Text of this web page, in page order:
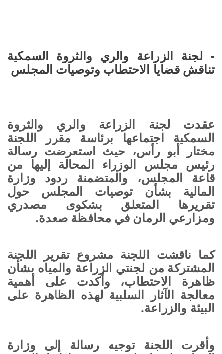
- لجنة الزراعة والري والثروة السمكية
تناقش قضايا الاحتطاب وتوصيات المجلس
عقدت لجنة الزراعة والري والثروة
السمكية اجتماعها برئاسة مقرر اللجنة
مختار أبو رأس، حيث استعرضت رسالة
رئيس مجلس الوزراء المحالة إليها من
قاعة المجلس، والمتضمنة ردود وزارة
المالية بشأن توصيات المجلس حول
تقريرها المتعلق بشكوى مصدري
ومزارعي الرمان في محافظة صعدة.
كما ناقشت اللجنة مشروع تقرير اللجنة
المشتركة من لجنتي الزراعة والمياه بشأن
ظاهرة الاحتطاب، وأكدت على أهمية
معالجة الآثار السلبية لهذه الظاهرة على
البيئة والزراعة.
وأقرت اللجنة توجيه رسالة إلى وزارة